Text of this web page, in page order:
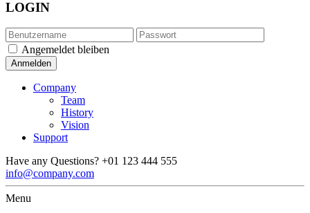
LOGIN
Angemeldet bleiben
Company
Team
History
Vision
Support
Have any Questions? +01 123 444 555
info@company.com
Menu